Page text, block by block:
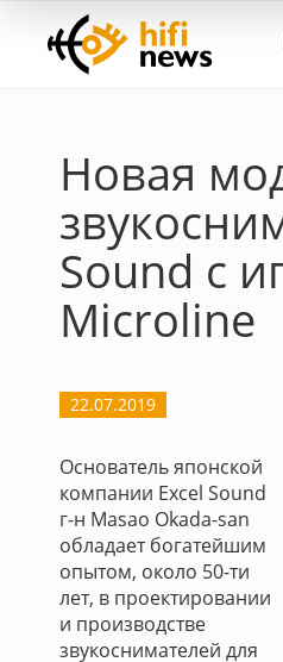
Новая
Sound с
Microline
22.07.2019
Основатель японской
компании Excel Sound
г-н Masao Okada-san
обладает богатейшим
опытом, около 50-ти
лет, в проектировании
и производстве
звукоснимателей для